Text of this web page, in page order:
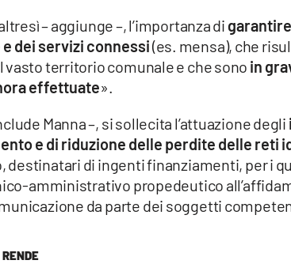
RENDE
– aggiunge –, l’importanza di
dei servizi connessi(es. mensa), che
vasto territorio comunale e che sono in
effettuate».
Manna –, si sollecita l’attuazione degli
e di riduzione delle perdite delle reti
destinatari di ingenti finanziamenti, per i
amministrativo propedeutico
da parte dei soggetti